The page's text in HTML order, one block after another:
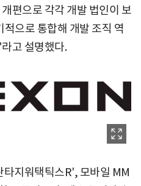
편으로 각각 개발 법인이 보
으로 통합해 개발 조직 역
고 설명했다.
타지워택틱스R', 모바일 MM